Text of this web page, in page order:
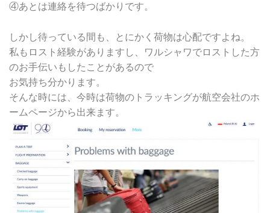
④あとは連絡を待つばかりです。
しかし待っている間も、とにかく荷物は心配ですよね。
私もロスト経験がありますし、ワルシャワでロストした方
のお手伝いもしたことがあるので
お気持ち分かります。
そんな時には、今時は荷物のトラッキングが航空会社のホ
ームページから出来ます。